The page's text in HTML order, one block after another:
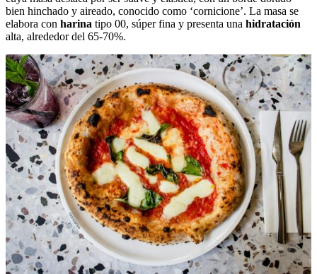
bien hinchado y aireado, conocido como ‘cornicione’. La masa se
elabora con harina tipo 00, súper fina y presenta una hidratación
alta, alrededor del 65-70%.